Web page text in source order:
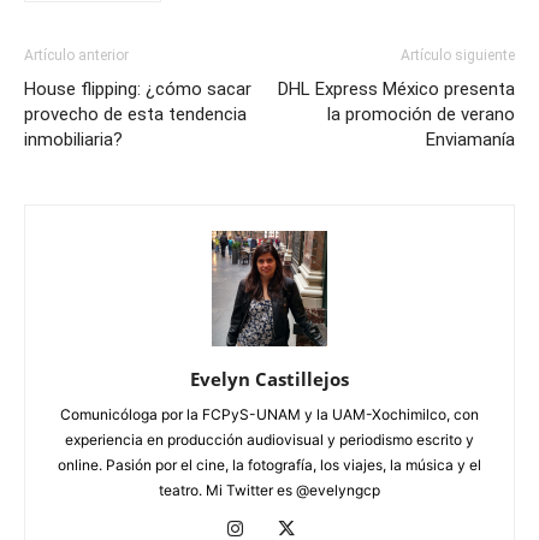
Artículo anterior
House flipping: ¿cómo sacar
provecho de esta tendencia
inmobiliaria?
Artículo siguiente
DHL Express México presenta
la promoción de verano
Enviamanía
Evelyn Castillejos
Comunicóloga por la FCPyS-UNAM y la UAM-Xochimilco, con
experiencia en producción audiovisual y periodismo escrito y
online. Pasión por el cine, la fotografía, los viajes, la música y el
teatro. Mi Twitter es @evelyngcp